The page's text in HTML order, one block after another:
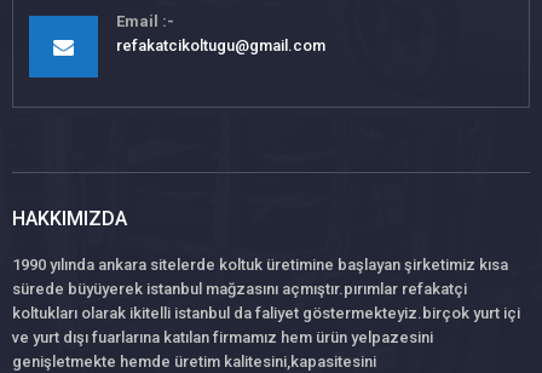
Email
refakatcikoltugu@gmail.com
HAKKIMIZDA
1990 yılında ankara sitelerde koltuk üretimine başlayan şirketimiz kısa
sürede büyüyerek istanbul mağzasını açmıştır.pırımlar refakatçi
koltukları olarak ikitelli istanbul da faliyet göstermekteyiz.birçok yurt içi
ve yurt dışı fuarlarına katılan firmamız hem ürün yelpazesini
genişletmekte hemde üretim kalitesini,kapasitesini